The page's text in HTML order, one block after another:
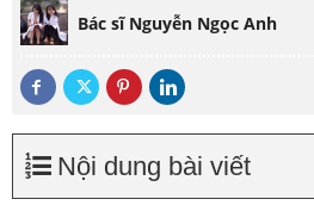
Bác sĩ Nguyễn Ngọc Anh
Nội dung bài viết